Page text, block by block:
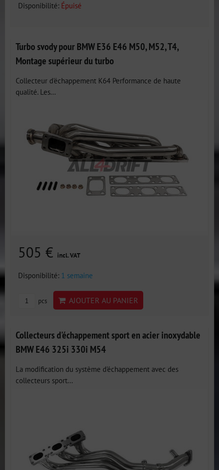
Disponibilité: Épuisé
Turbo svody pour BMW E36 E46 M50, M52, T4,
Montage supérieur du turbo
Collecteur d'échappement K64 Performance de haute
qualité. Les...
505 € incl. VAT
Disponibilité: 1 semaine
pcs AJOUTER AU PANIER
Collecteurs d'échappement sport en acier inoxydable
BMW E46 325i 330i M54
La modification du système d'échappement avec des
collecteurs sport...